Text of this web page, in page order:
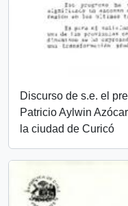
Discurso de s.e. el
Patricio Aylwin
la ciudad de Curicó